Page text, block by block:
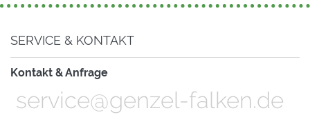
SERVICE & KONTAKT
Kontakt & Anfrage
service@genzel-falken.de